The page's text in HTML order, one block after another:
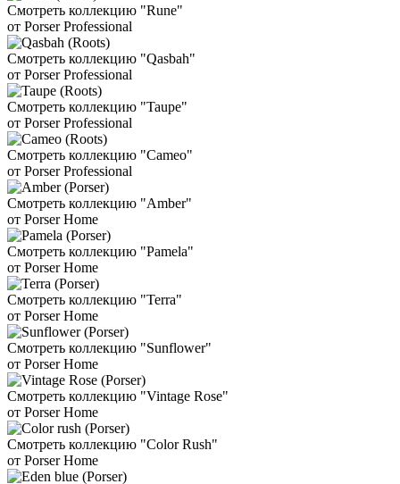
Смотреть коллекцию "Rune"
от Porser Professional
Смотреть коллекцию "Qasbah"
от Porser Professional
Смотреть коллекцию "Taupe"
от Porser Professional
Смотреть коллекцию "Cameo"
от Porser Professional
Смотреть коллекцию "Amber"
от Porser Home
Смотреть коллекцию "Pamela"
от Porser Home
Смотреть коллекцию "Terra"
от Porser Home
Смотреть коллекцию "Sunflower"
от Porser Home
Смотреть коллекцию "Vintage Rose"
от Porser Home
Смотреть коллекцию "Color Rush"
от Porser Home